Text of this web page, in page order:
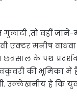
,तो वहीं
एक्टर मनीष
के पथ
की भूमिका में
उल्लेखनीय है कि